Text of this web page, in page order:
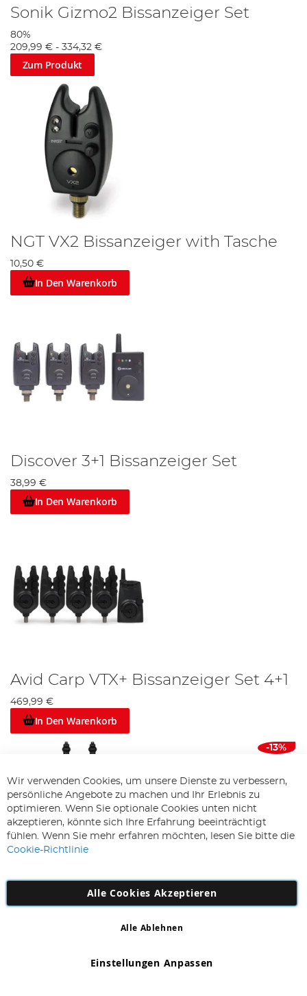
Sonik Gizmo2 Bissanzeiger Set
80%
209,99 € - 334,32 €
Zum Produkt
NGT VX2 Bissanzeiger with Tasche
10,50 €
In Den Warenkorb
Discover 3+1 Bissanzeiger Set
38,99 €
In Den Warenkorb
Avid Carp VTX+ Bissanzeiger Set 4+1
469,99 €
In Den Warenkorb
-13%
Nash Siren R4 Bissanzeiger
Wir verwenden Cookies, um unsere Dienste zu verbessern,
persönliche Angebote zu machen und Ihr Erlebnis zu
optimieren. Wenn Sie optionale Cookies unten nicht
akzeptieren, könnte sich Ihre Erfahrung beeinträchtigt
fühlen. Wenn Sie mehr erfahren möchten, lesen Sie bitte die
Cookie-Richtlinie
Alle Cookies Akzeptieren
Einstellungen Anpassen
Alle Ablehnen